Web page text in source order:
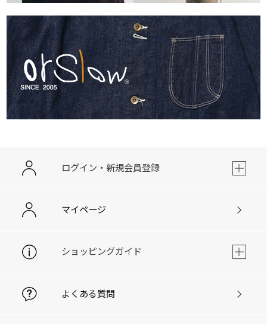
ログイン・新規会員登録
マイページ
ショッピングガイド
よくある質問